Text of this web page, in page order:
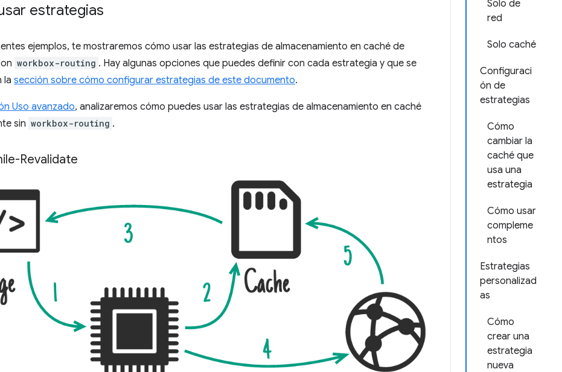
Solo de
red
Solo caché
Configuraci
ón de
estrategias
Cómo
cambiar la
caché que
usa una
estrategia
Cómo usar
compleme
ntos
Estrategias
personalizad
as
Cómo
crear una
estrategia
nueva
estrategias
ejemplos, te mostraremos cómo usar las estrategias de almacenamiento en caché de
workbox-routing . Hay algunas opciones que puedes definir con cada estrategia y que se
la sección sobre cómo configurar estrategias de este documento.
Uso avanzado, analizaremos cómo puedes usar las estrategias de almacenamiento en caché
sin workbox-routing .
Revalidate